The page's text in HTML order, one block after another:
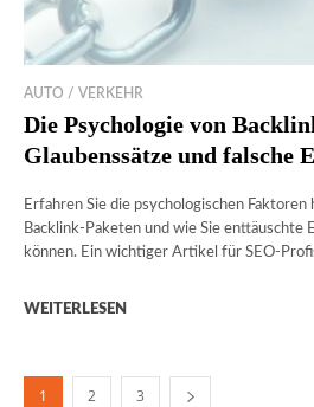
AUTO / VERKEHR
Die Psychologie von
Glaubenssätze und falsche
Erfahren Sie die psychologischen
Backlink-Paketen und wie Sie enttäuschte
können. Ein wichtiger Artikel für SEO-
WEITERLESEN
1 2 3